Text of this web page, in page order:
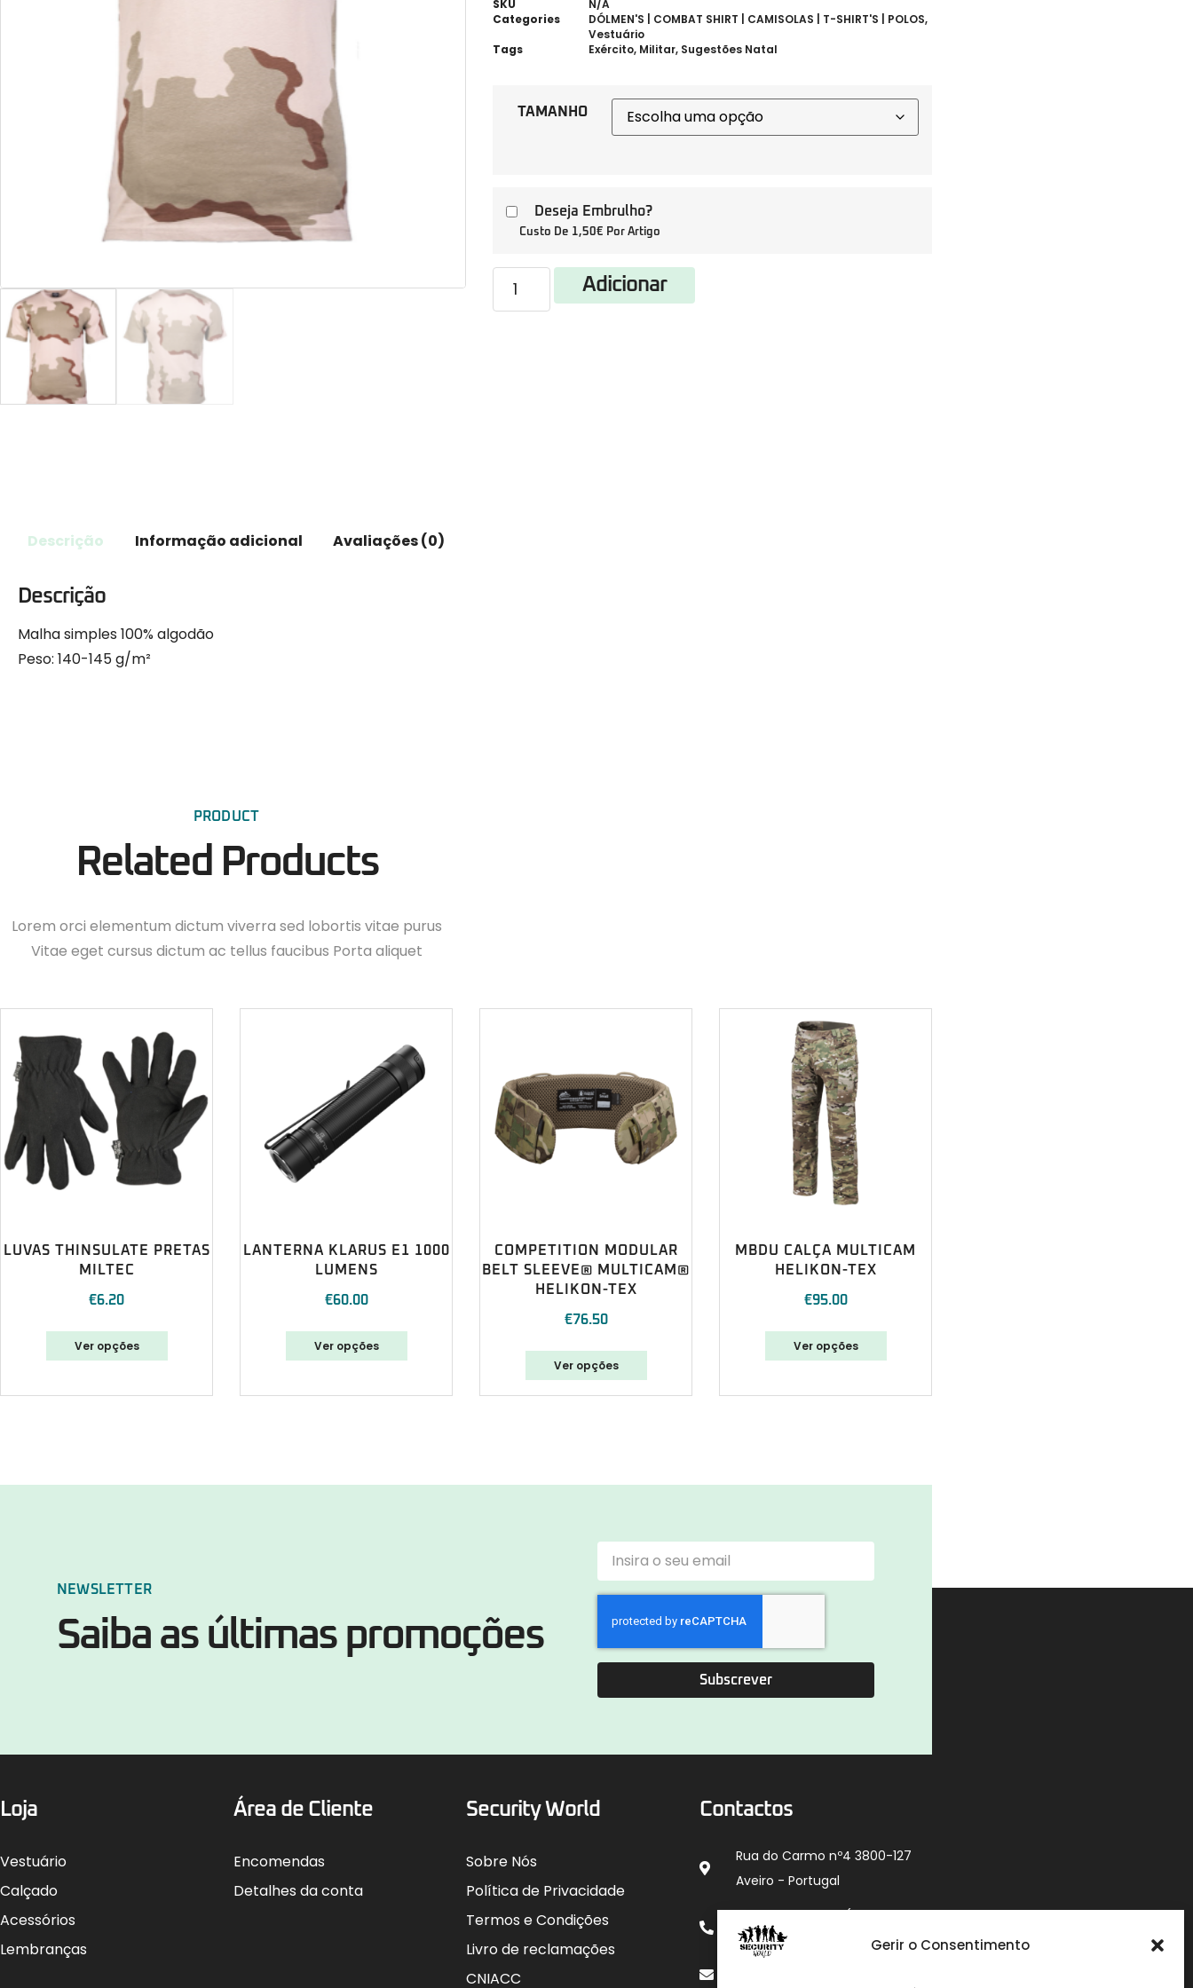
Gerir o Consentimento
SKU
N/A
Categories
DÓLMEN'S | COMBAT SHIRT | CAMISOLAS | T-SHIRT'S | POLOS,
Vestuário
Tags
Exército, Militar, Sugestões Natal
TAMANHO
Deseja Embrulho?
Custo De 1,50€ Por Artigo
Adicionar
Descrição Informação adicional Avaliações (0)
Descrição
Malha simples 100% algodão
Peso: 140-145 g/m²
PRODUCT
Related Products
Lorem orci elementum dictum viverra sed lobortis vitae purus
Vitae eget cursus dictum ac tellus faucibus Porta aliquet
LUVAS THINSULATE PRETAS
MILTEC
€6.20
Ver opções
LANTERNA KLARUS E1 1000
LUMENS
€60.00
Ver opções
COMPETITION MODULAR
BELT SLEEVE® MULTICAM®
HELIKON-TEX
€76.50
Ver opções
MBDU CALÇA MULTICAM
HELIKON-TEX
€95.00
Ver opções
NEWSLETTER
Saiba as últimas promoções
Subscrever
Loja
Vestuário
Calçado
Acessórios
Lembranças
Área de Cliente
Encomendas
Detalhes da conta
Security World
Sobre Nós
Política de Privacidade
Termos e Condições
Livro de reclamações
CNIACC
Contactos
Rua do Carmo nº4 3800-127
Aveiro - Portugal
912 009 740 (Chamada
para rede móvel nacional)